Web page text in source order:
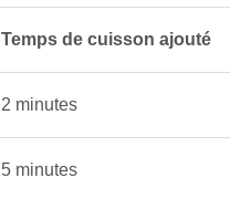
Temps de cuisson ajouté
2 minutes
5 minutes